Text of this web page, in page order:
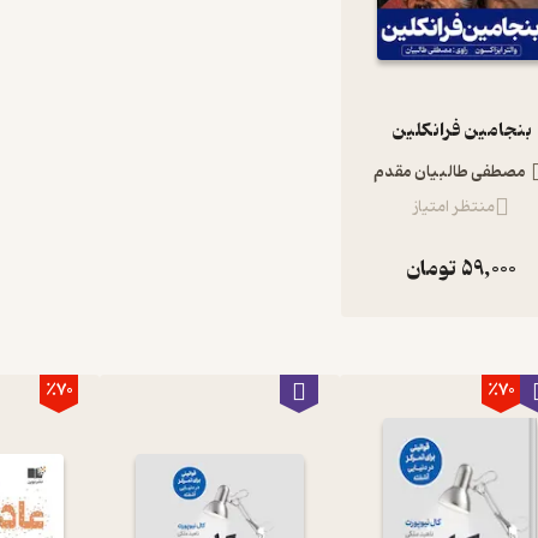
می‌کنیم حتما کتاب‌های زیر را که در فیدیبو در دسترس هستند،
بنجامین فرانکلین
مصطفی طالبیان مقدم
منتظر امتیاز
59,000تومان
٪70 ٪70